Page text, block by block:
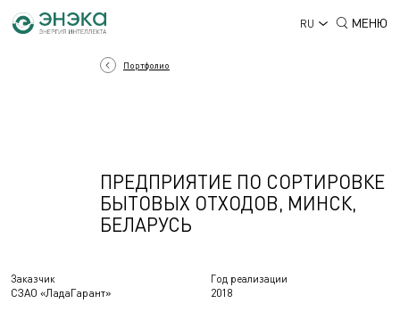
RU МЕНЮ
Заказчик
СЗАО «ЛадаГарант»
Год реализации
2018
Портфолио
ПРЕДПРИЯТИЕ ПО СОРТИРОВКЕ
БЫТОВЫХ ОТХОДОВ, МИНСК,
БЕЛАРУСЬ